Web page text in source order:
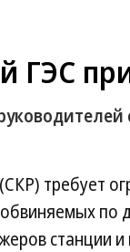
ГЭС
требует
станции и